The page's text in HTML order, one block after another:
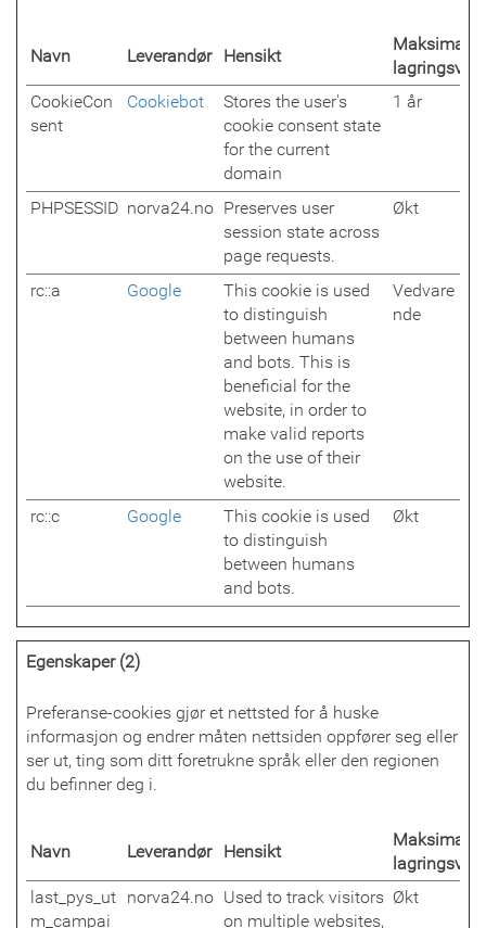
Navn Leverandør Hensikt
Maksimal
CookieCon
sent
Cookiebot
Stores the user's
cookie consent state
for the current
domain
1 år
PHPSESSID norva24.no Preserves user
session state across
page requests.
Økt
rc::a Google
This cookie is used
to distinguish
between humans
and bots. This is
beneficial for the
website, in order to
make valid reports
on the use of their
website.
Vedvare
nde
rc::c Google
This cookie is used
to distinguish
between humans
and bots.
Økt
Egenskaper (2)
Preferanse-cookies gjør et nettsted for å huske
informasjon og endrer måten nettsiden oppfører seg eller
ser ut, ting som ditt foretrukne språk eller den regionen
du befinner deg i.
Navn Leverandør Hensikt
Maksimal
last_pys_ut
m_campai
norva24.no Used to track visitors
on multiple websites,
Økt